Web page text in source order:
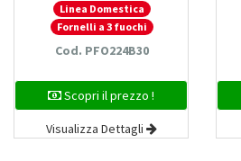
Linea Domestica
Fornelli a 3 fuochi
Cod. PFO224B30
Scopri il prezzo !
Visualizza Dettagli